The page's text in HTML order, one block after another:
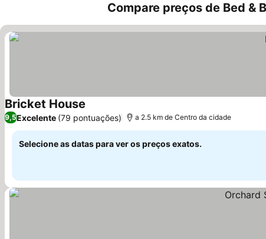
Compare preços de Bed &
Bricket House Ver preços
9,5Excelente (79 pontuações) a 2.5 km de Centro da cidade
Selecione as datas para ver os preços exatos.